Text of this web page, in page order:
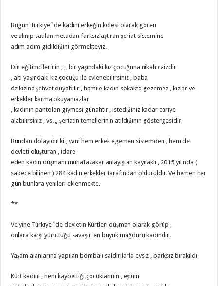
Bugün Türkiye`de kadını erkeğin kölesi olarak gören
ve alınıp satılan metadan farksızlaştıran şeriat sistemine
adım adım gidildiğini görmekteyiz.
Din eğitimcilerinin , „ bir yaşındaki kız çocuğuna nikah caizdir
, altı yaşındaki kız çocuğu ile evlenebilirsiniz , baba
öz kızına şehvet duyabilir , hamile kadın sokakta gezemez , kızlar ve
erkekler karma okuyamazlar
, kadının pantolon giymesi günahtır , istediğiniz kadar cariye
alabilirsiniz , vs. „ şeriatın temellerinin atıldığının göstergesidir.
Bundan dolayıdır ki , yani hem erkek egemen sistemden , hem de
devleti oluşturan , idare
eden kadın düşmanı muhafazakar anlayıştan kaynaklı , 2015 yılında (
sadece bilinen ) 284 kadın erkekler tarafından öldürüldü. Ve hemen her
gün bunlara yenileri eklenmekte.
**
Ve yine Türkiye`de devletin Kürtleri düşman olarak görüp ,
onlara karşı yürüttüğü savaşın en büyük mağduru kadındır.
Yaşam alanlarına yapılan bombalı saldırılarla evsiz , barksız bırakıldı
Kürt kadını , hem kaybettiği çocuklarının , eşinin